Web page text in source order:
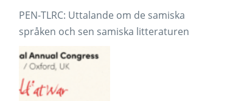
PEN-TLRC: Uttalande om de samiska
språken och sen samiska litteraturen